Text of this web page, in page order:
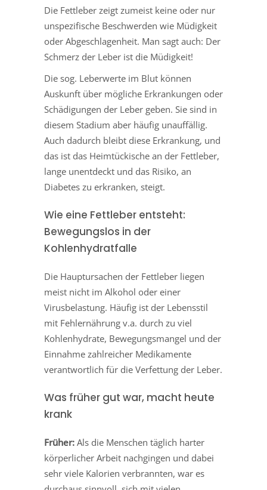
Die Fettleber zeigt zumeist keine oder nur
unspezifische Beschwerden wie Müdigkeit
oder Abgeschlagenheit. Man sagt auch: Der
Schmerz der Leber ist die Müdigkeit!
Die sog. Leberwerte im Blut können
Auskunft über mögliche Erkrankungen oder
Schädigungen der Leber geben. Sie sind in
diesem Stadium aber häufig unauffällig.
Auch dadurch bleibt diese Erkrankung, und
das ist das Heimtückische an der Fettleber,
lange unentdeckt und das Risiko, an
Diabetes zu erkranken, steigt.
Wie eine Fettleber entsteht:
Bewegungslos in der
Kohlenhydratfalle
Die Hauptursachen der Fettleber liegen
meist nicht im Alkohol oder einer
Virusbelastung. Häufig ist der Lebensstil
mit Fehlernährung v.a. durch zu viel
Kohlenhydrate, Bewegungsmangel und der
Einnahme zahlreicher Medikamente
verantwortlich für die Verfettung der Leber.
Was früher gut war, macht heute
krank
Früher: Als die Menschen täglich harter
körperlicher Arbeit nachgingen und dabei
sehr viele Kalorien verbrannten, war es